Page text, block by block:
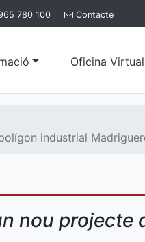
780 100 Contacte
Oficina Virtual
industrial
nou projecte